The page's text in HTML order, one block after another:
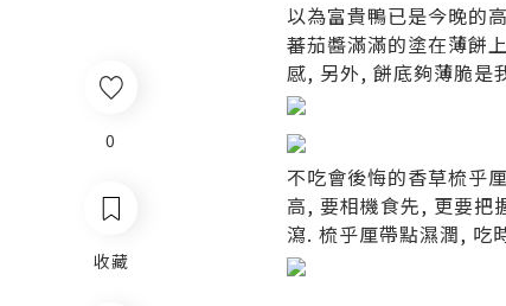
0
收藏
以為富貴鴨已是今晚的
蕃茄醬滿滿的塗在薄餅上
感, 另外, 餅底夠薄脆是
不吃會後悔的香草梳乎厘
高, 要相機食先, 更要把
瀉. 梳乎厘帶點濕潤, 吃